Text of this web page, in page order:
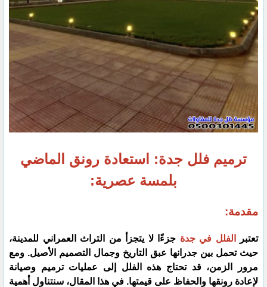
ترميم فلل جدة: استعادة رونق الماضي
بلمسة عصرية:
مقدمة:
تعتبر الفلل في جدة جزءًا لا يتجزأ من التراث العمراني للمدينة،
حيث تحمل بين جدرانها عبق التاريخ وجمال التصميم الأصيل. ومع
مرور الزمن، قد تحتاج هذه الفلل إلى عمليات ترميم وصيانة
لإعادة رونقها والحفاظ على قيمتها. في هذا المقال، سنتناول أهمية